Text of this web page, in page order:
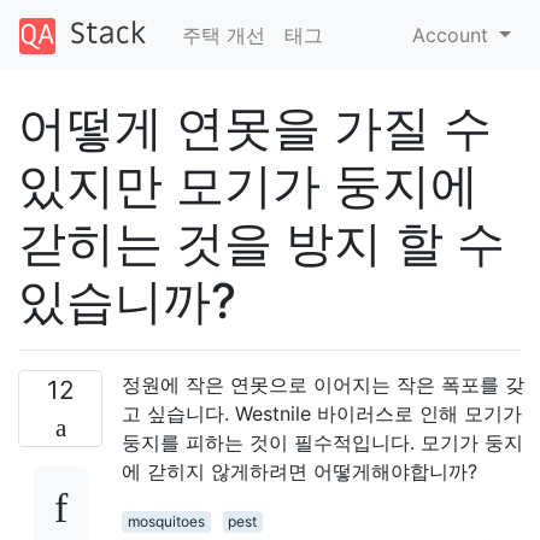
주택 개선 태그 Account
어떻게 연못을 가질 수
있지만 모기가 둥지에
갇히는 것을 방지 할 수
있습니까?
12
정원에 작은 연못으로 이어지는 작은 폭포를 갖
고 싶습니다. Westnile 바이러스로 인해 모기가
둥지를 피하는 것이 필수적입니다. 모기가 둥지
에 갇히지 않게하려면 어떻게해야합니까?
mosquitoes
pest